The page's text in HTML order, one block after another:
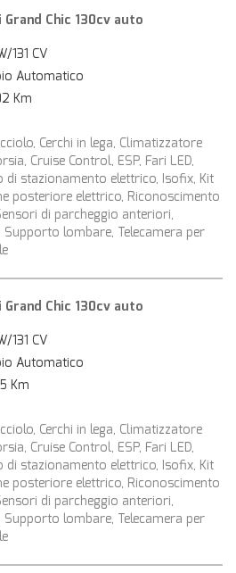
Grand Chic 130cv auto
131 CV
Automatico
Km
Cerchi in lega, Climatizzatore
Cruise Control, ESP, Fari LED,
di stazionamento elettrico, Isofix, Kit
posteriore elettrico, Riconoscimento
di parcheggio anteriori,
lombare, Telecamera per
Grand Chic 130cv auto
131 CV
Automatico
Km
Cerchi in lega, Climatizzatore
Cruise Control, ESP, Fari LED,
di stazionamento elettrico, Isofix, Kit
posteriore elettrico, Riconoscimento
di parcheggio anteriori,
lombare, Telecamera per